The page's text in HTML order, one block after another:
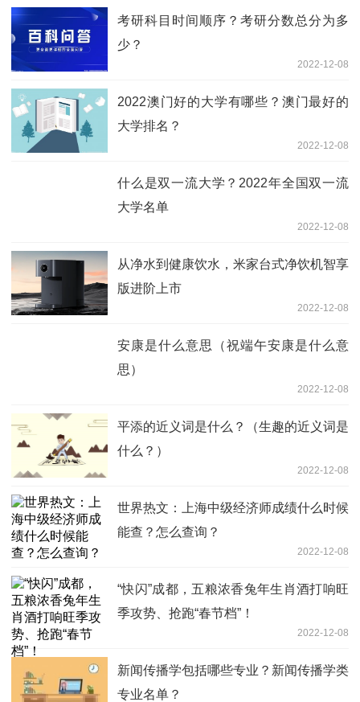
考研科目时间顺序？考研分数总分为多
少？
2022-12-08
2022澳门好的大学有哪些？澳门最好的
大学排名？
2022-12-08
什么是双一流大学？2022年全国双一流
大学名单
2022-12-08
从净水到健康饮水，米家台式净饮机智享
版进阶上市
2022-12-08
安康是什么意思（祝端午安康是什么意
思）
2022-12-08
平添的近义词是什么？（生趣的近义词是
什么？）
2022-12-08
世界热文：上海中级经济师成绩什么时候
能查？怎么查询？
2022-12-08
“快闪”成都，五粮浓香兔年生肖酒打响旺
季攻势、抢跑“春节档”！
2022-12-08
新闻传播学包括哪些专业？新闻传播学类
专业名单？